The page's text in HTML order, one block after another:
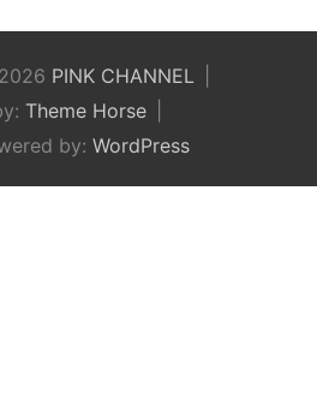
PINK CHANNEL
Theme Horse
by: WordPress